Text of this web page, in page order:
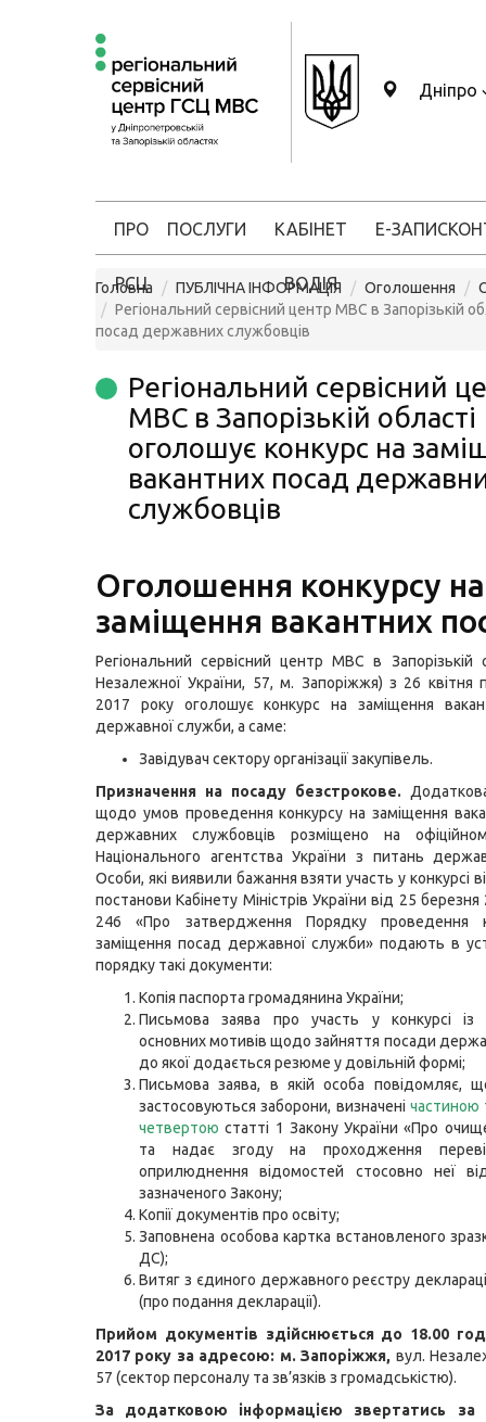
Дніпро
ПРО
РСЦ
ПОСЛУГИ КАБІНЕТ
ВОДІЯ
Е-ЗАПИС
Головна ПУБЛІЧНА ІНФОРМАЦІЯ Оголошення
Регіональний сервісний центр МВС в Запорізькій
посад державних службовців
Регіональний сервісний
МВС в Запорізькій області
оголошує конкурс на
вакантних посад
службовців
Оголошення конкурсу на
заміщення вакантних
Регіональний сервісний центр МВС в Запорізькій
Незалежної України, 57, м. Запоріжжя) з 26 квітня
2017 року оголошує конкурс на заміщення
державної служби, а саме:
Завідувач сектору організації закупівель.
Призначення на посаду безстрокове.
щодо умов проведення конкурсу на заміщення
державних службовців розміщено на
Національного агентства України з питань
Особи, які виявили бажання взяти участь у конкурсі
постанови Кабінету Міністрів України від 25
246 «Про затвердження Порядку проведення
заміщення посад державної служби» подають в
порядку такі документи:
Копія паспорта громадянина України;
Письмова заява про участь у конкурсі із
основних мотивів щодо зайняття посади
до якої додається резюме у довільній формі;
Письмова заява, в якій особа повідомляє,
застосовуються заборони, визначенічастиною
четвертою статті 1 Закону України «Про
та надає згоду на проходження
оприлюднення відомостей стосовно неї
зазначеного Закону;
Копії документів про освіту;
Заповнена особова картка встановленого
ДС);
Витяг з єдиного державного реєстру
(про подання декларації).
Прийом документів здійснюється до 18.00
2017 року за адресою: м. Запоріжжя, вул.
57 (сектор персоналу та зв’язків з громадськістю).
За додатковою інформацією звертатись за